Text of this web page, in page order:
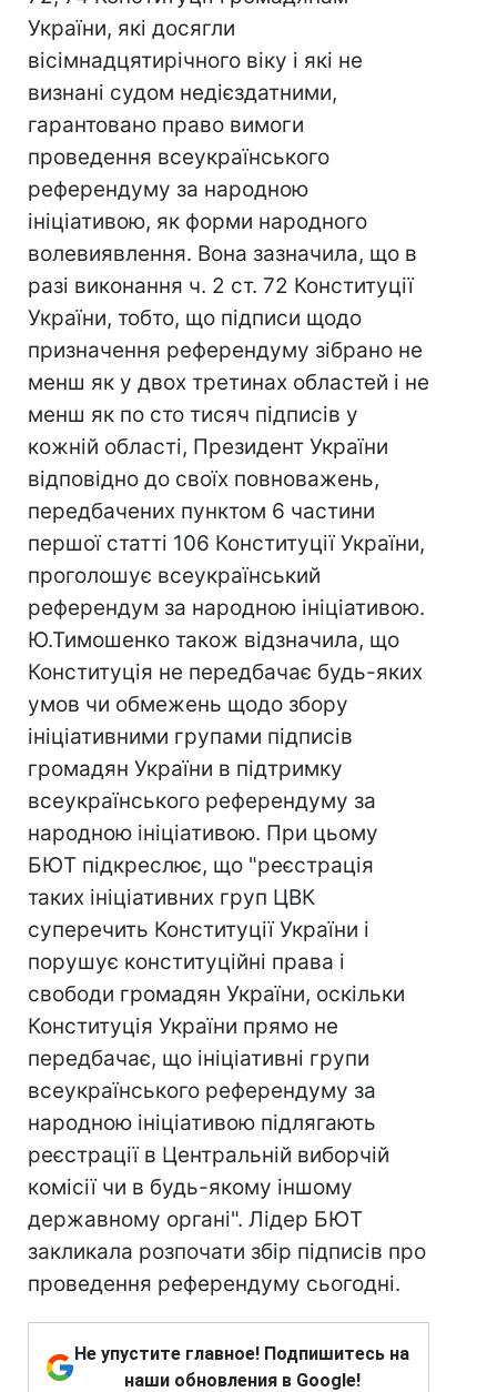
України, які досягли
вісімнадцятирічного віку і які не
визнані судом недієздатними,
гарантовано право вимоги
проведення всеукраїнського
референдуму за народною
ініціативою, як форми народного
волевиявлення. Вона зазначила, що в
разі виконання ч. 2 ст. 72 Конституції
України, тобто, що підписи щодо
призначення референдуму зібрано не
менш як у двох третинах областей і не
менш як по сто тисяч підписів у
кожній області, Президент України
відповідно до своїх повноважень,
передбачених пунктом 6 частини
першої статті 106 Конституції України,
проголошує всеукраїнський
референдум за народною ініціативою.
Ю.Тимошенко також відзначила, що
Конституція не передбачає будь-яких
умов чи обмежень щодо збору
ініціативними групами підписів
громадян України в підтримку
всеукраїнського референдуму за
народною ініціативою. При цьому
БЮТ підкреслює, що "реєстрація
таких ініціативних груп ЦВК
суперечить Конституції України і
порушує конституційні права і
свободи громадян України, оскільки
Конституція України прямо не
передбачає, що ініціативні групи
всеукраїнського референдуму за
народною ініціативою підлягають
реєстрації в Центральній виборчій
комісії чи в будь-якому іншому
державному органі". Лідер БЮТ
закликала розпочати збір підписів про
проведення референдуму сьогодні.
Не упустите главное! Подпишитесь на
наши обновления в Google!